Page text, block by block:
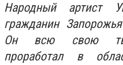
Народный артист
гражданин
Он всю свою
проработал в